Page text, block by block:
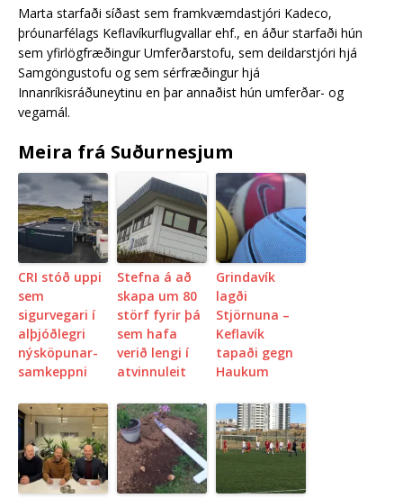
Marta starfaði síðast sem framkvæmdastjóri Kadeco,
þróunarfélags Keflavíkurflugvallar ehf., en áður starfaði hún
sem yfirlögfræðingur Umferðarstofu, sem deildarstjóri hjá
Samgöngustofu og sem sérfræðingur hjá
Innanríkisráðuneytinu en þar annaðist hún umferðar- og
vegamál.
Meira frá Suðurnesjum
CRI stóð uppi
sem
sigurvegari í
alþjóðlegri
ný­sköp­un­ar­
sam­keppni
Stefna á að
skapa um 80
störf fyrir þá
sem hafa
verið lengi í
atvinnuleit
Grindavík
lagði
Stjörnuna –
Keflavík
tapaði gegn
Haukum